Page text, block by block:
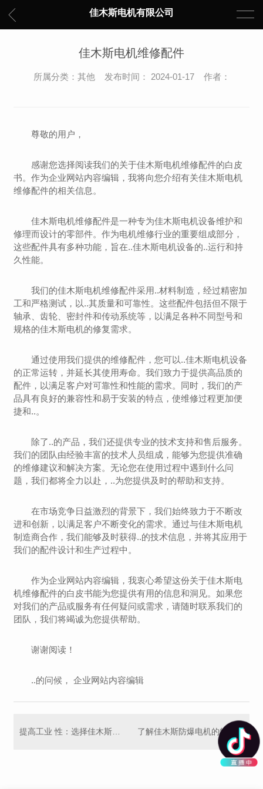
佳木斯电机有限公司
佳木斯电机维修配件
所属分类：其他 发布时间： 2024-01-17 作者：
尊敬的用户，
感谢您选择阅读我们的关于佳木斯电机维修配件的白皮
书。作为企业网站内容编辑，我将向您介绍有关佳木斯电机
维修配件的相关信息。
佳木斯电机维修配件是一种专为佳木斯电机设备维护和
修理而设计的零部件。作为电机维修行业的重要组成部分，
这些配件具有多种功能，旨在..佳木斯电机设备的..运行和持
久性能。
我们的佳木斯电机维修配件采用..材料制造，经过精密加
工和严格测试，以..其质量和可靠性。这些配件包括但不限于
轴承、齿轮、密封件和传动系统等，以满足各种不同型号和
规格的佳木斯电机的修复需求。
通过使用我们提供的维修配件，您可以..佳木斯电机设备
的正常运转，并延长其使用寿命。我们致力于提供高品质的
配件，以满足客户对可靠性和性能的需求。同时，我们的产
品具有良好的兼容性和易于安装的特点，使维修过程更加便
捷和..。
除了..的产品，我们还提供专业的技术支持和售后服务。
我们的团队由经验丰富的技术人员组成，能够为您提供准确
的维修建议和解决方案。无论您在使用过程中遇到什么问
题，我们都将全力以赴，..为您提供及时的帮助和支持。
在市场竞争日益激烈的背景下，我们始终致力于不断改
进和创新，以满足客户不断变化的需求。通过与佳木斯电机
制造商合作，我们能够及时获得..的技术信息，并将其应用于
我们的配件设计和生产过程中。
作为企业网站内容编辑，我衷心希望这份关于佳木斯电
机维修配件的白皮书能为您提供有用的信息和洞见。如果您
对我们的产品或服务有任何疑问或需求，请随时联系我们的
团队，我们将竭诚为您提供帮助。
谢谢阅读！
..的问候， 企业网站内容编辑